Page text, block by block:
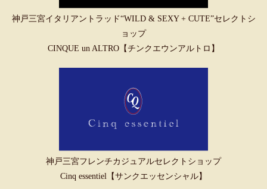
神戸三宮イタリアントラッド“WILD & SEXY + CUTE”セレクトシ
ョップ
CINQUE un ALTRO【チンクエウンアルトロ】
神戸三宮フレンチカジュアルセレクトショップ
Cinq essentiel【サンクエッセンシャル】